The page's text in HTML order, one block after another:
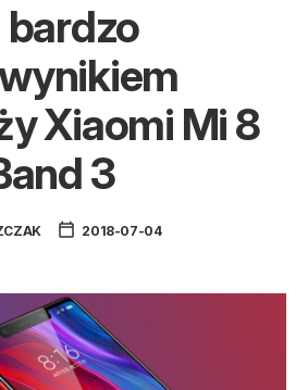
bardzo
Xiaomi Mi 8
3
2018-07-04